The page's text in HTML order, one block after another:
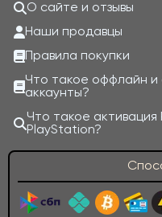
О сайте и отзывы
Наши продавцы
Правила покупки
Что такое оффлайн
аккаунты?
Что такое активация
PlayStation?